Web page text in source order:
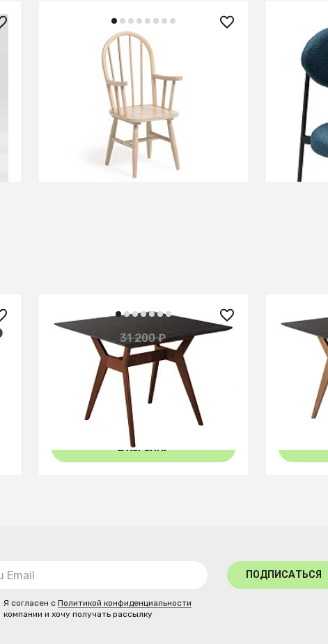
25 990 ₽
Детский стул Daisa из массива
В КОРЗИНУ
11 600
Стул
17 600 ₽ 31 200 ₽ — 44%
Стол Нарвик 960*960 мрамор
Графит Темный орех
В КОРЗИНУ
17 150
Стол
Я согласен с Политикой конфиденциальности
компании и хочу получать рассылку
ПОДПИСАТЬСЯ